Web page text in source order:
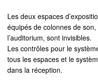
Les deux espaces
équipés de colonnes de
l’auditorium, sont invisibles.
Les contrôles pour le
tous les espaces et le
dans la réception.